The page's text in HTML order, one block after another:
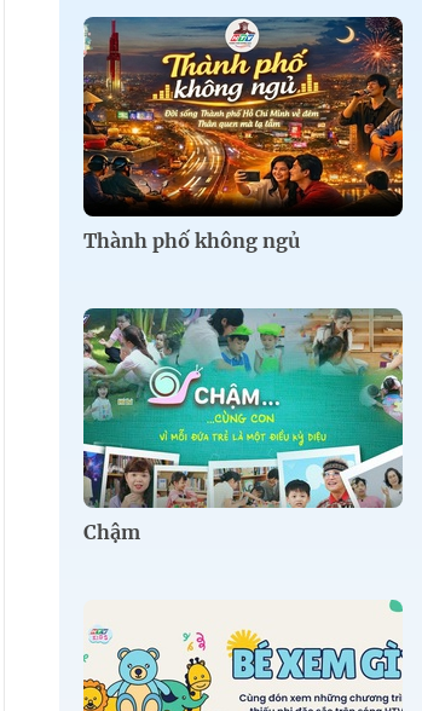
Thành phố không ngủ
Chậm